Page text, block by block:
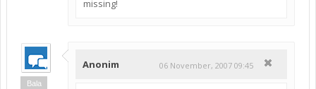
missing!
Bala
Anonim 06 November, 2007 09:45